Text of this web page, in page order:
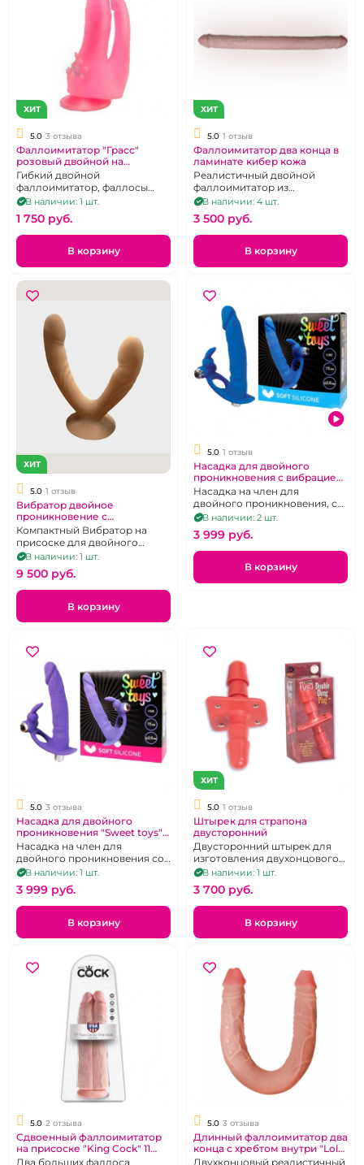
ХИТ
5.0 3 отзыва
Фаллоимитатор "Грасс"
розовый двойной на
присоске
Гибкий двойной
фаллоимитатор, фаллосы
разной длины и диаметра
В наличии: 1 шт.
1 750 pуб.
В корзину
ХИТ
5.0 1 отзыв
Фаллоимитатор два конца в
ламинате кибер кожа
Реалистичный двойной
фаллоимитатор из
киберкожи с внутренним
хребтом, гнущийся
В наличии: 4 шт.
3 500 pуб.
В корзину
ХИТ
5.0 1 отзыв
Вибратор двойное
проникновение с
беспроводным пультом
"Yunman"
Компактный Вибратор на
присоске для двойного
проникновения с д\у
В наличии: 1 шт.
9 500 pуб.
В корзину
5.0 1 отзыв
Насадка для двойного
проникновения с вибрацией
Sweet Toys синяя
Насадка на член для
двойного проникновения, с
клиторальной стимуляцией
В наличии: 2 шт.
3 999 pуб.
В корзину
5.0 3 отзыва
Насадка для двойного
проникновения "Sweet toys"
Тройное наслаждение
Насадка на член для
двойного проникновения со
стмилятором клитора и
двумя вибропулями.
В наличии: 1 шт.
3 999 pуб.
В корзину
ХИТ
5.0 1 отзыв
Штырек для страпона
двусторонний
Двусторонний штырек для
изготовления двухонцового
фаллоимитатора
В наличии: 1 шт.
3 700 pуб.
В корзину
5.0 2 отзыва
Сдвоенный фаллоимитатор
на присоске "King Cock" 11
Two Cocks One Hole
Два больших фаллоса
5.0 3 отзыва
Длинный фаллоимитатор два
конца с хребтом внутри "Lola"
Sexual Instinct
Двухконцовый реалистичный